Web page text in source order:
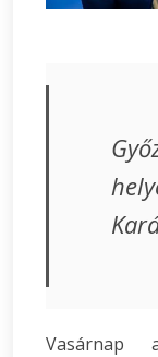
Vasárnap